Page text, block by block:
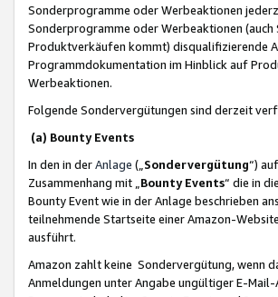
Sonderprogramme oder Werbeaktionen
Sonderprogramme oder Werbeaktionen
Produktverkäufen kommt) disqualifizierende
Programmdokumentation im Hinblick auf
Werbeaktionen.
Folgende Sondervergütungen sind derzeit
(a) Bounty Events
In den in derAnlage („ Sondervergütung“)
Zusammenhang mit „ Bounty Events“ die in
Bounty Event wie in der Anlage beschrieben
teilnehmende Startseite einer Amazon-
ausführt.
Amazon zahlt keine Sondervergütung, wenn
Anmeldungen unter Angabe ungültiger E-